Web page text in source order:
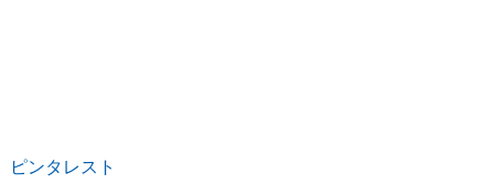
ピンタレスト